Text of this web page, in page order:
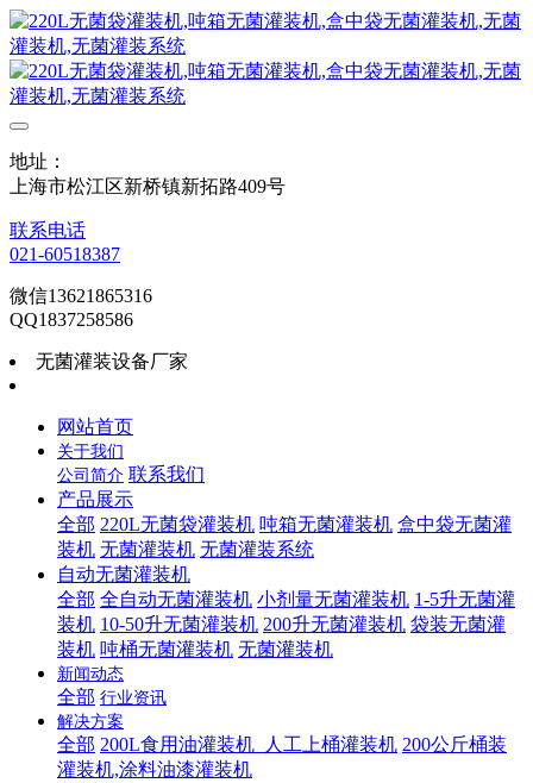
地址：
上海市松江区新桥镇新拓路409号
联系电话
021-60518387
微信13621865316
QQ1837258586
无菌灌装设备厂家
网站首页
关于我们
公司简介 联系我们
产品展示
全部 220L无菌袋灌装机 吨箱无菌灌装机 盒中袋无菌灌
装机 无菌灌装机 无菌灌装系统
自动无菌灌装机
全部 全自动无菌灌装机 小剂量无菌灌装机 1-5升无菌灌
装机 10-50升无菌灌装机 200升无菌灌装机 袋装无菌灌
装机 吨桶无菌灌装机 无菌灌装机
新闻动态
全部 行业资讯
解决方案
全部 200L食用油灌装机_人工上桶灌装机 200公斤桶装
灌装机,涂料油漆灌装机